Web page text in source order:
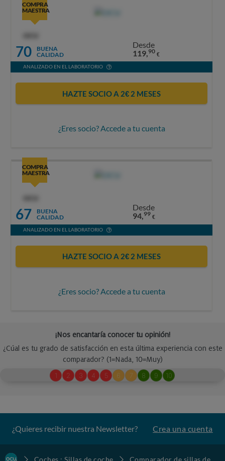
COMPRA
MAESTRA
70
BUENA
CALIDAD
Desde
119,90 €
ANALIZADO EN EL LABORATORIO
HAZTE SOCIO A 2€ 2 MESES
¿Eres socio? Accede a tu cuenta
COMPRA
MAESTRA
67
BUENA
CALIDAD
Desde
94,99 €
ANALIZADO EN EL LABORATORIO
HAZTE SOCIO A 2€ 2 MESES
¿Eres socio? Accede a tu cuenta
¿Quieres recibir nuestra Newsletter? Crea una cuenta
Coches : Sillas de coche
Comparador de sillas de